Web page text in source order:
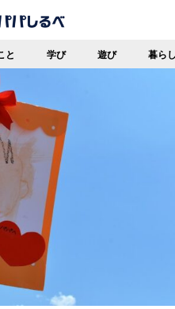
と 学び 遊び 暮ら